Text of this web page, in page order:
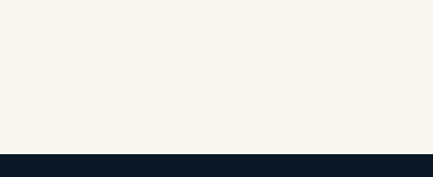
de vie élégant et discret à proximité immédiate de